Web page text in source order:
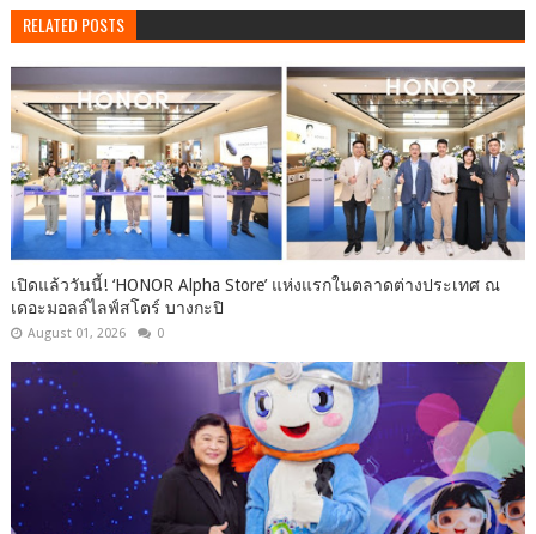
RELATED POSTS
เปิดแล้ววันนี้! ‘HONOR Alpha Store’ แห่งแรกในตลาดต่างประเทศ ณ
เดอะมอลล์ไลฟ์สโตร์ บางกะปิ
August 01, 2026 0